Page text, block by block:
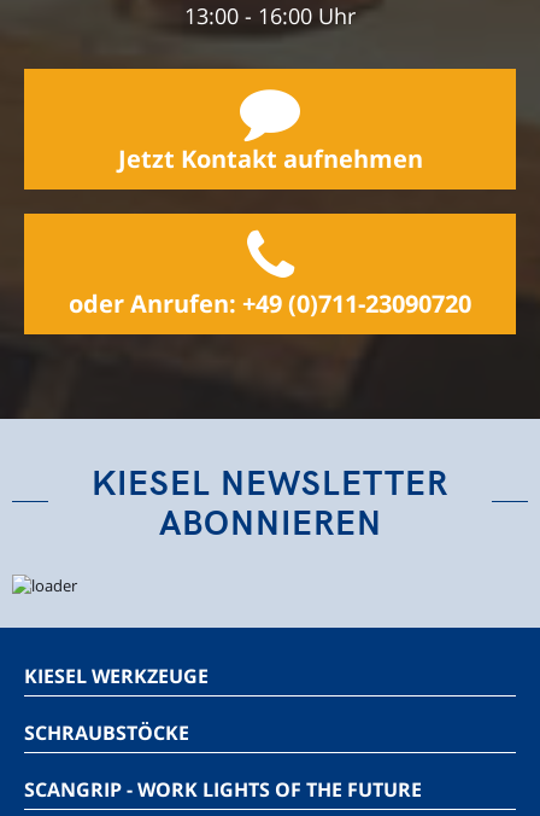
13:00 - 16:00 Uhr
Jetzt Kontakt aufnehmen
oder Anrufen: +49 (0)711-23090720
KIESEL NEWSLETTER
ABONNIEREN
KIESEL WERKZEUGE
SCHRAUBSTÖCKE
SCANGRIP - WORK LIGHTS OF THE FUTURE